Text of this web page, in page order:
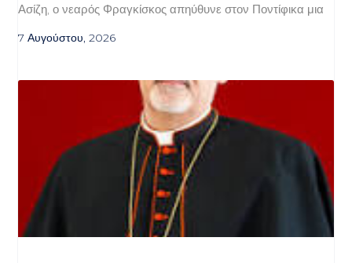
Ασίζη, ο νεαρός Φραγκίσκος απηύθυνε στον Ποντίφικα μια
7 Αυγούστου, 2026